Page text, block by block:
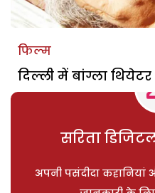
फिल्म
दिल्ली में बांग्ला
सरिता
अपनी पसंदीदा कहानियां